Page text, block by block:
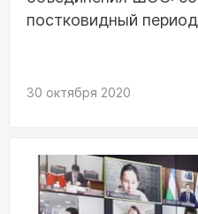
постковидный период
30 октября 2020